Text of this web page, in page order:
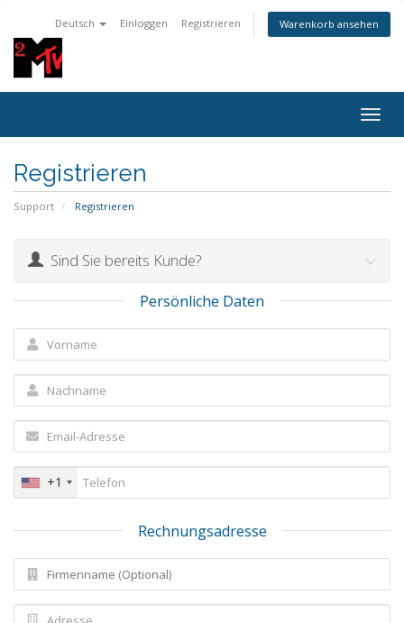
Deutsch Einloggen Registrieren Warenkorb ansehen
Registrieren
Support Registrieren
Sind Sie bereits Kunde?
Persönliche Daten
+1
Rechnungsadresse